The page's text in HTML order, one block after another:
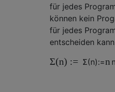
für jedes
können kein
für jedes
entscheiden
Σ(n) := Σ(n):=n n